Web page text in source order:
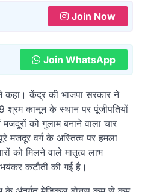
Join Now
Join WhatsApp
कहा। केंद्र की भाजपा सरकार ने
श्रम कानून के स्थान पर पूंजीपतियों
को गुलाम बनाने वाला चार
मजदूर वर्ग के अस्तित्व पर हमला
को मिलने वाले मातृत्व लाभ
कटौती की गई है।